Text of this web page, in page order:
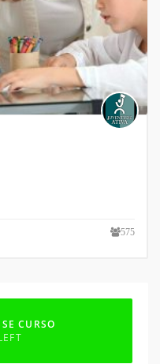
575
CURSO